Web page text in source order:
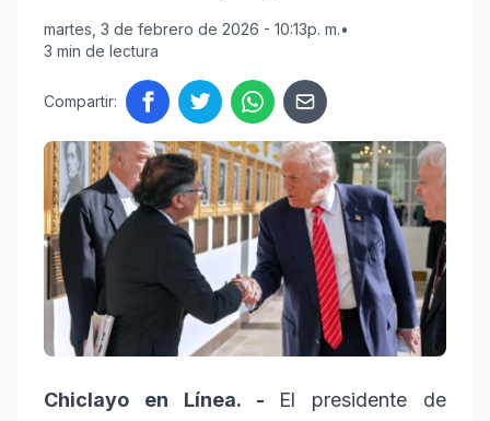
martes, 3 de febrero de 2026 - 10:13p. m.•
3 min de lectura
Compartir:
Chiclayo en Línea. - El presidente de